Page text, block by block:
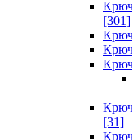
[301]
[31]